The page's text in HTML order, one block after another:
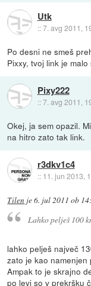
Utk
::7. avg 2011,
Po desni ne smeš
Pixxy, tvoj link je malo
Pixy222
::7. avg 2011,
Okej, ja sem opazil.
na hitro zato tak link.
r3dkv1c4
:: 11. jun 2013,
Tilen je6. jul 2011 ob
Lahko pelješ 100
lahko pelješ največ
zato je kao namenjen
Ampak to je skrajno
po levi so v prekršku